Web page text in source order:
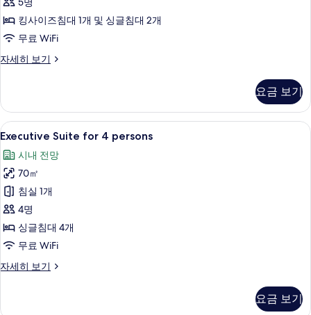
진
모
두
보
킹사이즈침대 1개 및 싱글침대 2개
무료 WiFi
자세히 보기
Deluxe
자
세
히
기
요금 보기
Executive
Suite
for
4
persons
사
진
모
두
고급 침구, 오리/거위털 이불, 미니바,
8
Executive Suite for 4 persons
시내 전망
70㎡
침실 1개
4명
싱글침대 4개
무료 WiFi
자세히 보기
Executive
요금 보기